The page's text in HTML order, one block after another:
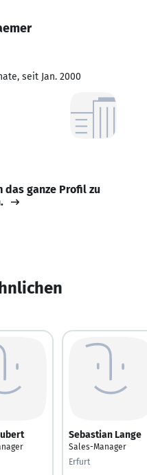
seit Jan. 2000
das ganze Profil zu
Sebastian Lange
Sales-Manager
Erfurt